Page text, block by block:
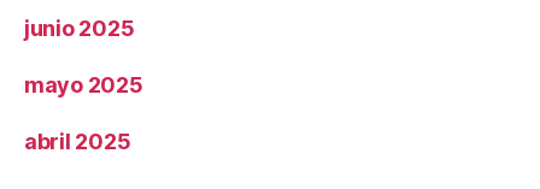
junio 2025
mayo 2025
abril 2025